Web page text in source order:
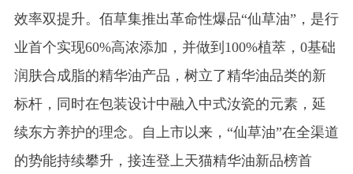
效率双提升。佰草集推出革命性爆品“仙草油”，是行
业首个实现60%高浓添加，并做到100%植萃，0基础
润肤合成脂的精华油产品，树立了精华油品类的新
标杆，同时在包装设计中融入中式汝瓷的元素，延
续东方养护的理念。自上市以来，“仙草油”在全渠道
的势能持续攀升，接连登上天猫精华油新品榜首